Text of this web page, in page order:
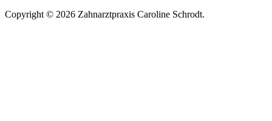
Copyright © 2026 Zahnarztpraxis Caroline Schrodt.